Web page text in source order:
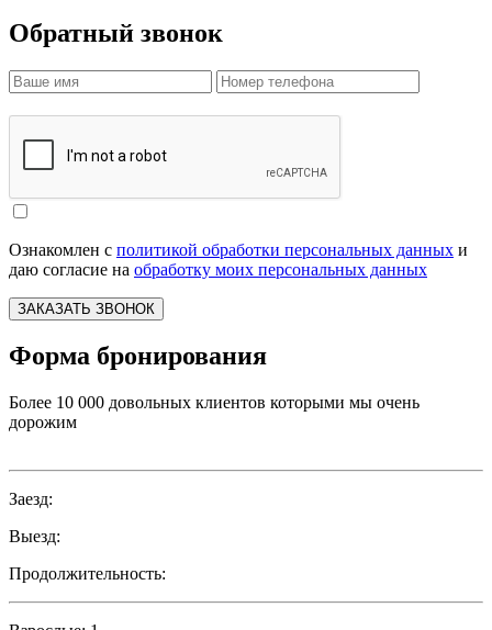
Обратный звонок
Ознакомлен с политикой обработки персональных данных и
даю согласие на обработку моих персональных данных
ЗАКАЗАТЬ ЗВОНОК
Форма бронирования
Более 10 000 довольных клиентов которыми мы очень
дорожим
Заезд:
Выезд:
Продолжительность: